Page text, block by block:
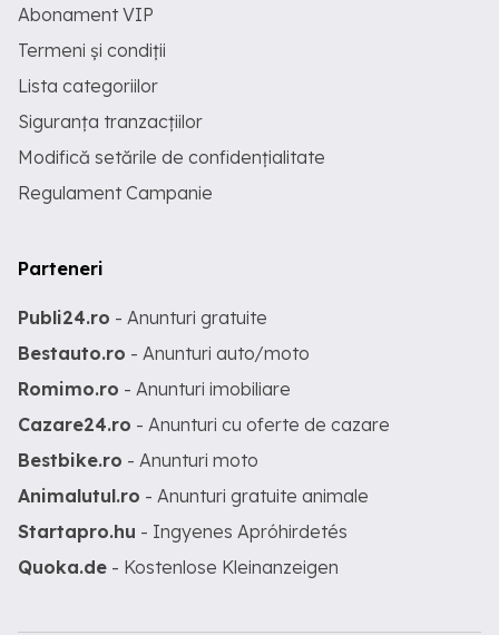
Abonament VIP
Termeni și condiții
Lista categoriilor
Siguranța tranzacțiilor
Modifică setările de confidențialitate
Regulament Campanie
Parteneri
Publi24.ro - Anunturi gratuite
Bestauto.ro - Anunturi auto/moto
Romimo.ro - Anunturi imobiliare
Cazare24.ro - Anunturi cu oferte de cazare
Bestbike.ro - Anunturi moto
Animalutul.ro - Anunturi gratuite animale
Startapro.hu - Ingyenes Apróhirdetés
Quoka.de - Kostenlose Kleinanzeigen